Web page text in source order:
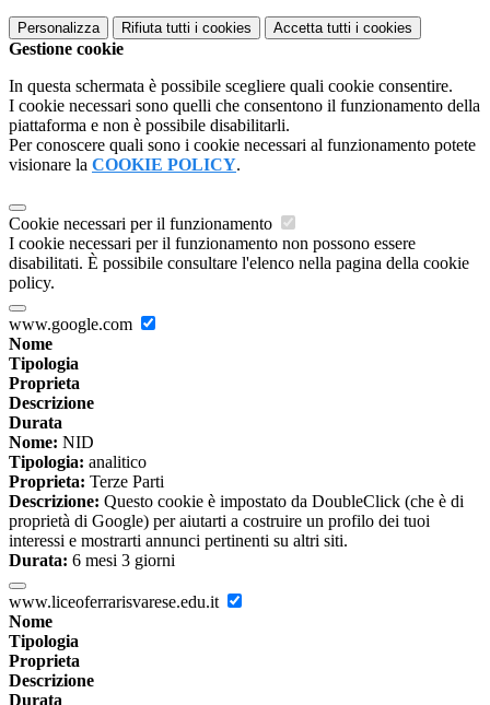
Personalizza Rifiuta tutti i cookies Accetta tutti i cookies
Gestione cookie
In questa schermata è possibile scegliere quali cookie consentire.
I cookie necessari sono quelli che consentono il funzionamento della
piattaforma e non è possibile disabilitarli.
Per conoscere quali sono i cookie necessari al funzionamento potete
visionare la COOKIE POLICY.
Cookie necessari per il funzionamento
I cookie necessari per il funzionamento non possono essere
disabilitati. È possibile consultare l'elenco nella pagina della cookie
policy.
www.google.com
Nome
Tipologia
Proprieta
Descrizione
Durata
Nome: NID
Tipologia: analitico
Proprieta: Terze Parti
Descrizione: Questo cookie è impostato da DoubleClick (che è di
proprietà di Google) per aiutarti a costruire un profilo dei tuoi
interessi e mostrarti annunci pertinenti su altri siti.
Durata: 6 mesi 3 giorni
www.liceoferrarisvarese.edu.it
Nome
Tipologia
Proprieta
Descrizione
Durata